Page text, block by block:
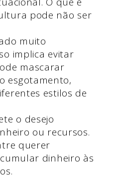
pode não ser
muito
implica evitar
mascarar
esgotamento,
estilos de
o desejo
ou recursos.
querer
dinheiro às